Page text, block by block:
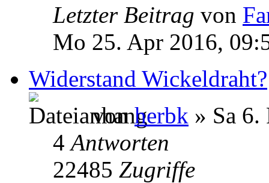
Letzter Beitrag von
Mo 25. Apr 2016,
Widerstand Wickeldraht?
vonherbk » Sa 6.
4Antworten
22485 Zugriffe